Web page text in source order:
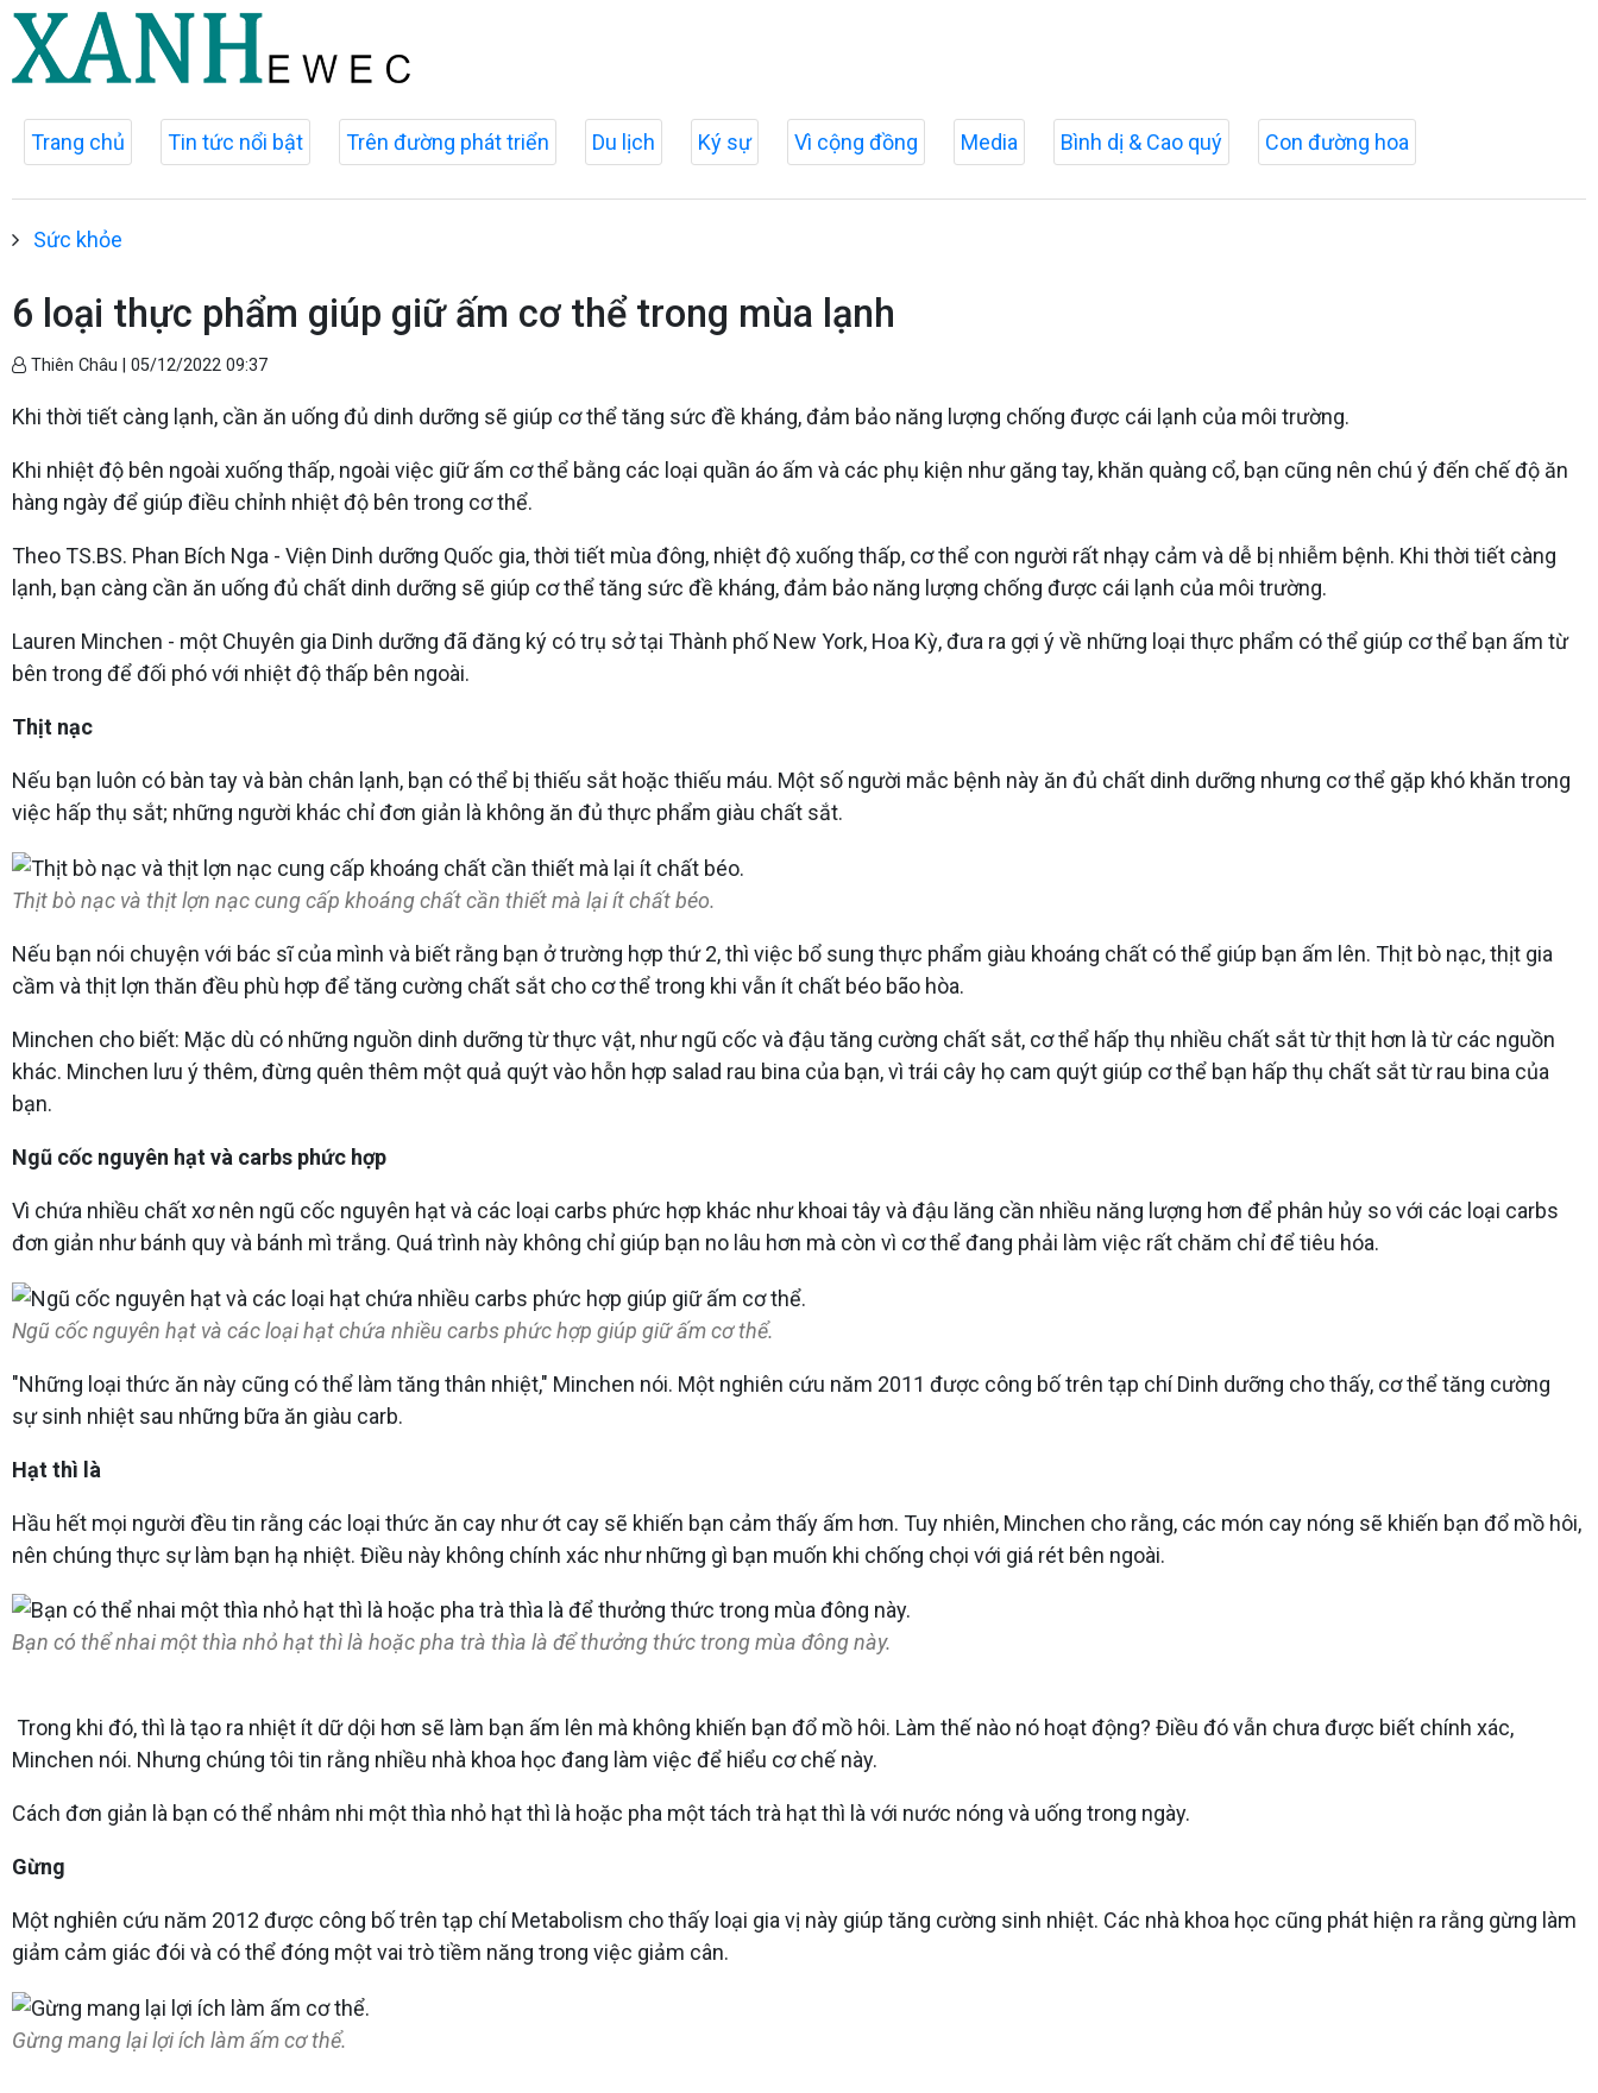
Trang chủ Tin tức nổi bật Trên đường phát triển Du lịch Ký sự Vì cộng đồng Media Bình dị & Cao quý Con đường hoa
Sức khỏe
6 loại thực phẩm giúp giữ ấm cơ thể trong mùa lạnh
Thiên Châu | 05/12/2022 09:37
Khi thời tiết càng lạnh, cần ăn uống đủ dinh dưỡng sẽ giúp cơ thể tăng sức đề kháng, đảm bảo năng lượng chống được cái lạnh của môi trường.
Khi nhiệt độ bên ngoài xuống thấp, ngoài việc giữ ấm cơ thể bằng các loại quần áo ấm và các phụ kiện như găng tay, khăn quàng cổ, bạn cũng nên chú ý đến chế độ ăn
hàng ngày để giúp điều chỉnh nhiệt độ bên trong cơ thể.
Theo TS.BS. Phan Bích Nga - Viện Dinh dưỡng Quốc gia, thời tiết mùa đông, nhiệt độ xuống thấp, cơ thể con người rất nhạy cảm và dễ bị nhiễm bệnh. Khi thời tiết càng
lạnh, bạn càng cần ăn uống đủ chất dinh dưỡng sẽ giúp cơ thể tăng sức đề kháng, đảm bảo năng lượng chống được cái lạnh của môi trường.
Lauren Minchen - một Chuyên gia Dinh dưỡng đã đăng ký có trụ sở tại Thành phố New York, Hoa Kỳ, đưa ra gợi ý về những loại thực phẩm có thể giúp cơ thể bạn ấm từ
bên trong để đối phó với nhiệt độ thấp bên ngoài.
Thịt nạc
Nếu bạn luôn có bàn tay và bàn chân lạnh, bạn có thể bị thiếu sắt hoặc thiếu máu. Một số người mắc bệnh này ăn đủ chất dinh dưỡng nhưng cơ thể gặp khó khăn trong
việc hấp thụ sắt; những người khác chỉ đơn giản là không ăn đủ thực phẩm giàu chất sắt.
Thịt bò nạc và thịt lợn nạc cung cấp khoáng chất cần thiết mà lại ít chất béo.
Nếu bạn nói chuyện với bác sĩ của mình và biết rằng bạn ở trường hợp thứ 2, thì việc bổ sung thực phẩm giàu khoáng chất có thể giúp bạn ấm lên. Thịt bò nạc, thịt gia
cầm và thịt lợn thăn đều phù hợp để tăng cường chất sắt cho cơ thể trong khi vẫn ít chất béo bão hòa.
Minchen cho biết: Mặc dù có những nguồn dinh dưỡng từ thực vật, như ngũ cốc và đậu tăng cường chất sắt, cơ thể hấp thụ nhiều chất sắt từ thịt hơn là từ các nguồn
khác. Minchen lưu ý thêm, đừng quên thêm một quả quýt vào hỗn hợp salad rau bina của bạn, vì trái cây họ cam quýt giúp cơ thể bạn hấp thụ chất sắt từ rau bina của
bạn.
Ngũ cốc nguyên hạt và carbs phức hợp
Vì chứa nhiều chất xơ nên ngũ cốc nguyên hạt và các loại carbs phức hợp khác như khoai tây và đậu lăng cần nhiều năng lượng hơn để phân hủy so với các loại carbs
đơn giản như bánh quy và bánh mì trắng. Quá trình này không chỉ giúp bạn no lâu hơn mà còn vì cơ thể đang phải làm việc rất chăm chỉ để tiêu hóa.
Ngũ cốc nguyên hạt và các loại hạt chứa nhiều carbs phức hợp giúp giữ ấm cơ thể.
"Những loại thức ăn này cũng có thể làm tăng thân nhiệt," Minchen nói. Một nghiên cứu năm 2011 được công bố trên tạp chí Dinh dưỡng cho thấy, cơ thể tăng cường
sự sinh nhiệt sau những bữa ăn giàu carb.
Hạt thì là
Hầu hết mọi người đều tin rằng các loại thức ăn cay như ớt cay sẽ khiến bạn cảm thấy ấm hơn. Tuy nhiên, Minchen cho rằng, các món cay nóng sẽ khiến bạn đổ mồ hôi,
nên chúng thực sự làm bạn hạ nhiệt. Điều này không chính xác như những gì bạn muốn khi chống chọi với giá rét bên ngoài.
Bạn có thể nhai một thìa nhỏ hạt thì là hoặc pha trà thìa là để thưởng thức trong mùa đông này.
Trong khi đó, thì là tạo ra nhiệt ít dữ dội hơn sẽ làm bạn ấm lên mà không khiến bạn đổ mồ hôi. Làm thế nào nó hoạt động? Điều đó vẫn chưa được biết chính xác,
Minchen nói. Nhưng chúng tôi tin rằng nhiều nhà khoa học đang làm việc để hiểu cơ chế này.
Cách đơn giản là bạn có thể nhâm nhi một thìa nhỏ hạt thì là hoặc pha một tách trà hạt thì là với nước nóng và uống trong ngày.
Gừng
Một nghiên cứu năm 2012 được công bố trên tạp chí Metabolism cho thấy loại gia vị này giúp tăng cường sinh nhiệt. Các nhà khoa học cũng phát hiện ra rằng gừng làm
giảm cảm giác đói và có thể đóng một vai trò tiềm năng trong việc giảm cân.
Gừng mang lại lợi ích làm ấm cơ thể.